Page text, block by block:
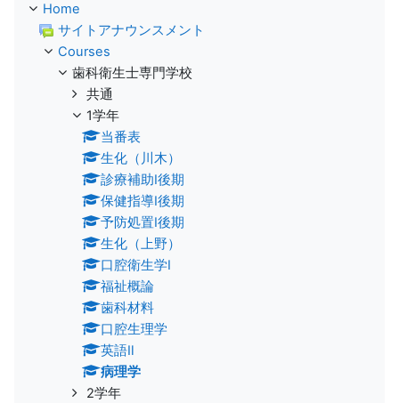
Home
サイトアナウンスメント
Courses
歯科衛生士専門学校
共通
1学年
当番表
生化（川木）
診療補助Ⅰ後期
保健指導Ⅰ後期
予防処置Ⅰ後期
生化（上野）
口腔衛生学Ⅰ
福祉概論
歯科材料
口腔生理学
英語Ⅱ
病理学
2学年